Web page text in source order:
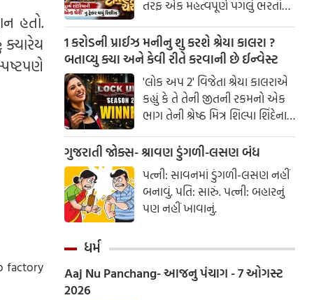
હતો.
ક્યારેય
factory
તરફ એક મહત્વપૂર્ણ પગલું ભરતાં
ઝી સ્ટુડિયોઝે ગુજરાતી ફિલ્મ
ઇન્ડસ્ટ્રીમાં પોતાની સત્તાવાર
એન્ટ્રીની જાહેરાત કરી છે.
1 કરોડની પ્રાઈઝ મનીનુ શુ કરશે શ્રેયા કાલરા ?
બતાવ્યુ ક્યા અને કેવી રીતે કરવાની છે ઈન્વેસ્ટ
'લોક અપ 2' વિજેતા શ્રેયા કાલરાએ
કહ્યું કે તે તેની જીતની રકમનો એક
ભાગ તેની શ્રેષ્ઠ મિત્ર શિલ્પા શિંદેના
આશ્રય ગૃહમાં દાન કરશે.
ગુજરાતી જોક્સ- શ્રાવણ ડુંગળી-લસણ બંધ
પત્ની: સાવનમાં ડુંગળી-લસણ નહીં
બનાવું. પતિ: સારું. પત્ની: બહારનું
પણ નહીં ખાવાનું.
ધર્મ
Aaj Nu Panchang- આજનુ પંચાગ - 7 ઓગસ્ટ
2026